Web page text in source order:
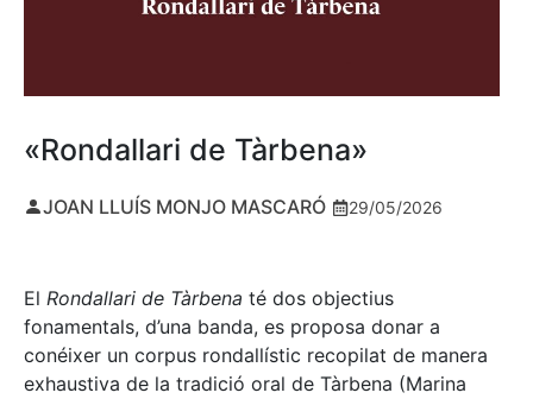
«Rondallari de Tàrbena»
JOAN LLUÍS MONJO MASCARÓ 29/05/2026
El Rondallari de Tàrbena té dos objectius
fonamentals, d’una banda, es proposa donar a
conéixer un corpus rondallístic recopilat de manera
exhaustiva de la tradició oral de Tàrbena (Marina